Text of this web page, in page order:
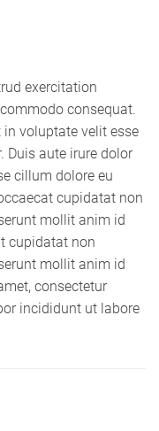
exercitation
consequat.
in voluptate velit esse
Duis aute irure dolor
cillum dolore eu
cupidatat non
mollit anim id
cupidatat non
mollit anim id
consectetur
incididunt ut labore